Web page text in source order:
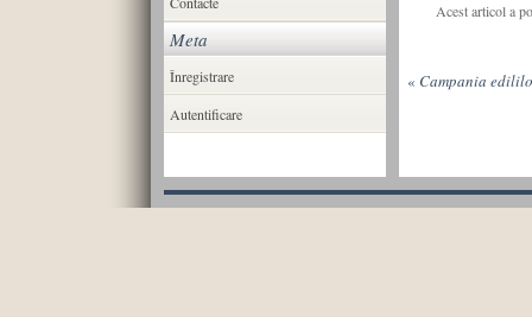
Acest articol a
« Campania
Meta
Înregistrare
Autentificare